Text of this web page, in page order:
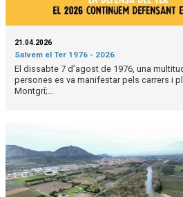
21.04.2026
Salvem el Ter 1976 - 2026
El dissabte 7 d’agost de 1976, una
persones es va manifestar pels carrers i
Montgrí;...